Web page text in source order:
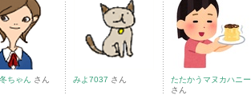
ちゃん さん みよ7037 さん
たたかうマヌカハニー
さん